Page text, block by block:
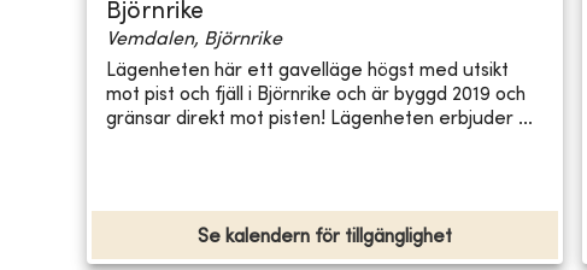
Björnrike
Vemdalen, Björnrike
Lägenheten här ett gavelläge högst med utsikt
mot pist och fjäll i Björnrike och är byggd 2019 och
gränsar direkt mot pisten! Lägenheten erbjuder ...
Se kalendern för tillgänglighet